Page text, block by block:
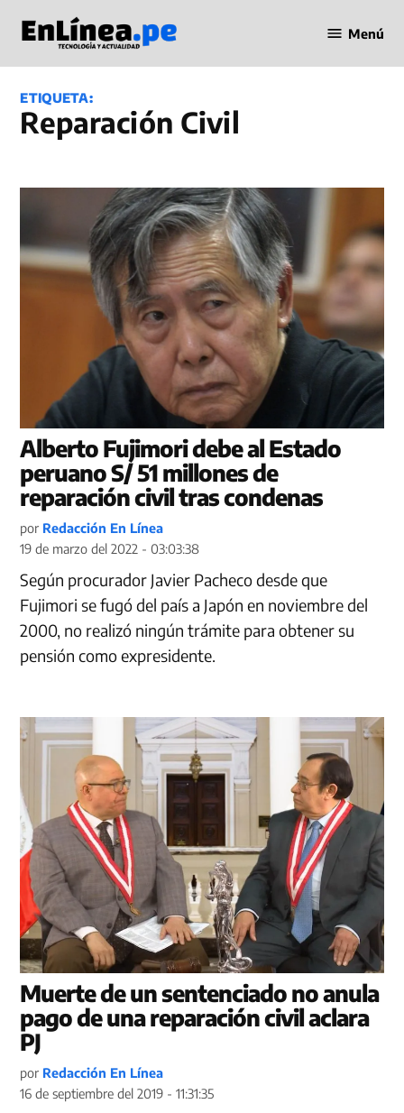
contenido
en Línea
Menú
ETIQUETA:
Reparación Civil
Alberto Fujimori debe al Estado
peruano S/ 51 millones de
reparación civil tras condenas
por Redacción En Línea
19 de marzo del 2022 - 03:03:38
Según procurador Javier Pacheco desde que
Fujimori se fugó del país a Japón en noviembre del
2000, no realizó ningún trámite para obtener su
pensión como expresidente.
Muerte de un sentenciado no anula
pago de una reparación civil aclara
PJ
por Redacción En Línea
16 de septiembre del 2019 - 11:31:35